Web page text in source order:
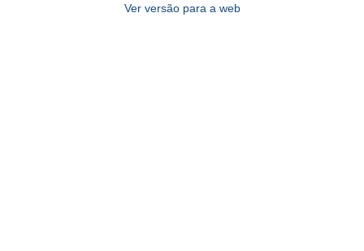
Ver versão para a web